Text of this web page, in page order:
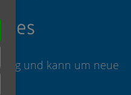
und kann um neue